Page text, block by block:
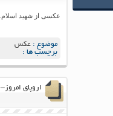
عکسی از شهید
موضوع : عکس
برچسب ها :
اروپای